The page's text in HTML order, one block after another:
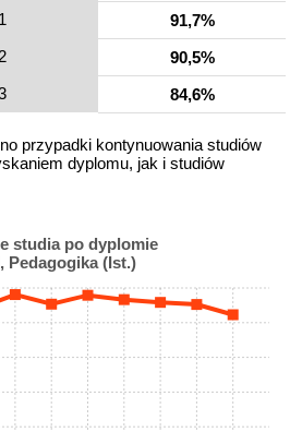
91,7%
90,5%
84,6%
przypadki kontynuowania studiów
dyplomu, jak i studiów
studia po dyplomie
Pedagogika (Ist.)